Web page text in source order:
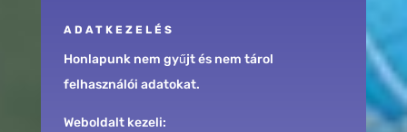
ADATKEZELÉS
Honlapunk nem gyűjt és nem tárol
felhasználói adatokat.
Weboldalt kezeli: